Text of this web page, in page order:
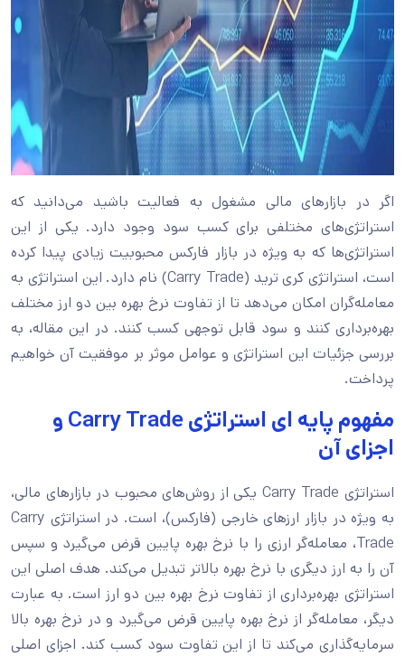
اگر در بازارهای مالی مشغول به فعالیت باشید می‌دانید که
استراتژی‌های مختلفی برای کسب سود وجود دارد. یکی از این
استراتژی‌ها که به ویژه در بازار فارکس محبوبیت زیادی پیدا کرده
است، استراتژی کری ترید (Carry Trade) نام دارد. این استراتژی به
معامله‌گران امکان می‌دهد تا از تفاوت نرخ بهره بین دو ارز مختلف
بهره‌برداری کنند و سود قابل توجهی کسب کنند. در این مقاله، به
بررسی جزئیات این استراتژی و عوامل موثر بر موفقیت آن خواهیم
پرداخت.
مفهوم پایه ای استراتژی Carry Trade و
اجزای آن
استراتژی Carry Trade یکی از روش‌های محبوب در بازارهای مالی،
به ویژه در بازار ارزهای خارجی (فارکس)، است. در استراتژی Carry
Trade، معامله‌گر ارزی را با نرخ بهره پایین قرض می‌گیرد و سپس
آن را به ارز دیگری با نرخ بهره بالاتر تبدیل می‌کند. هدف اصلی این
استراتژی بهره‌برداری از تفاوت نرخ بهره بین دو ارز است. به عبارت
دیگر، معامله‌گر از نرخ بهره پایین قرض می‌گیرد و در نرخ بهره بالا
سرمایه‌گذاری می‌کند تا از این تفاوت سود کسب کند. اجزای اصلی